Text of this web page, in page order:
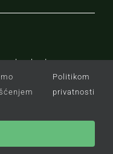
bezbednosnu
Politikom
privatnosti